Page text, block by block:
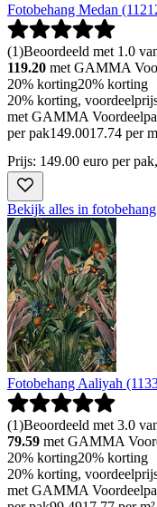
Fotobehang Medan
(1)Beoordeeld met 1.0
119.20 met GAMMA
20% korting20% korting
20% korting,
met GAMMA
per pak149.0017.74 per
Prijs: 149.00 euro per
Bekijk alles in fotobehang
Fotobehang Aaliyah
(1)Beoordeeld met 3.0
79.59 met GAMMA
20% korting20% korting
20% korting,
met GAMMA